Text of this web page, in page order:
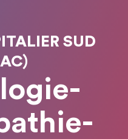
SUD